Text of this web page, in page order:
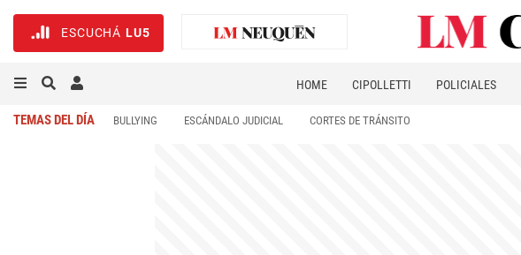
ESCUCHÁ LU5
HOME CIPOLLETTI POLICIALES
TEMAS DEL DÍA BULLYING ESCÁNDALO JUDICIAL CORTES DE TRÁNSITO